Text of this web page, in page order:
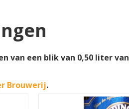
van een blik van 0,50 liter van
Brouwerij.